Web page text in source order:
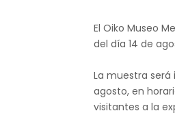
El Oiko Museo
del día 14 de
La muestra será
agosto, en
visitantes a la